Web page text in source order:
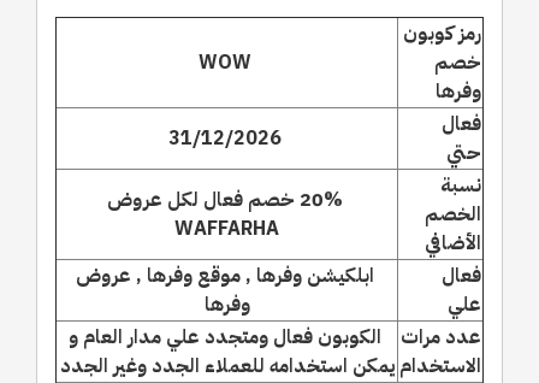
رمز كوبون
خصم
وفرها
WOW
فعال
حتي
31/12/2026
نسبة
الخصم
الأضافي
20% خصم فعال لكل عروض
WAFFARHA
فعال
علي
ابلكيشن وفرها , موقع وفرها , عروض
وفرها
عدد مرات
الاستخدام
الكوبون فعال ومتجدد علي مدار العام و
يمكن استخدامه للعملاء الجدد وغير الجدد